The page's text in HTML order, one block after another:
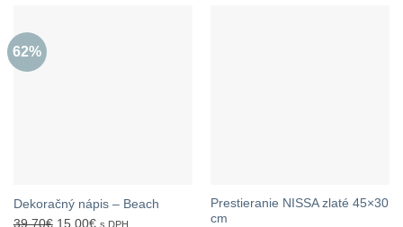
62%
Dekoračný nápis – Beach
39,70€ Pôvodná
15,00€Aktuálna
s DPH
Prestieranie NISSA zlaté 45×30
cm